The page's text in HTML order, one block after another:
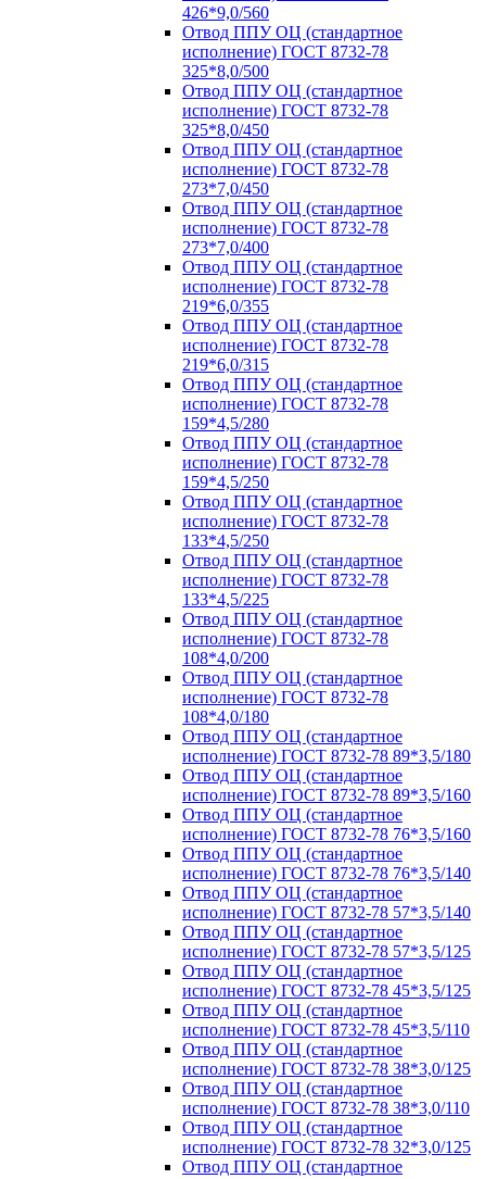
426*9,0/560
Отвод ППУ ОЦ (стандартное
исполнение) ГОСТ 8732-78
325*8,0/500
Отвод ППУ ОЦ (стандартное
исполнение) ГОСТ 8732-78
325*8,0/450
Отвод ППУ ОЦ (стандартное
исполнение) ГОСТ 8732-78
273*7,0/450
Отвод ППУ ОЦ (стандартное
исполнение) ГОСТ 8732-78
273*7,0/400
Отвод ППУ ОЦ (стандартное
исполнение) ГОСТ 8732-78
219*6,0/355
Отвод ППУ ОЦ (стандартное
исполнение) ГОСТ 8732-78
219*6,0/315
Отвод ППУ ОЦ (стандартное
исполнение) ГОСТ 8732-78
159*4,5/280
Отвод ППУ ОЦ (стандартное
исполнение) ГОСТ 8732-78
159*4,5/250
Отвод ППУ ОЦ (стандартное
исполнение) ГОСТ 8732-78
133*4,5/250
Отвод ППУ ОЦ (стандартное
исполнение) ГОСТ 8732-78
133*4,5/225
Отвод ППУ ОЦ (стандартное
исполнение) ГОСТ 8732-78
108*4,0/200
Отвод ППУ ОЦ (стандартное
исполнение) ГОСТ 8732-78
108*4,0/180
Отвод ППУ ОЦ (стандартное
исполнение) ГОСТ 8732-78 89*3,5/180
Отвод ППУ ОЦ (стандартное
исполнение) ГОСТ 8732-78 89*3,5/160
Отвод ППУ ОЦ (стандартное
исполнение) ГОСТ 8732-78 76*3,5/160
Отвод ППУ ОЦ (стандартное
исполнение) ГОСТ 8732-78 76*3,5/140
Отвод ППУ ОЦ (стандартное
исполнение) ГОСТ 8732-78 57*3,5/140
Отвод ППУ ОЦ (стандартное
исполнение) ГОСТ 8732-78 57*3,5/125
Отвод ППУ ОЦ (стандартное
исполнение) ГОСТ 8732-78 45*3,5/125
Отвод ППУ ОЦ (стандартное
исполнение) ГОСТ 8732-78 45*3,5/110
Отвод ППУ ОЦ (стандартное
исполнение) ГОСТ 8732-78 38*3,0/125
Отвод ППУ ОЦ (стандартное
исполнение) ГОСТ 8732-78 38*3,0/110
Отвод ППУ ОЦ (стандартное
исполнение) ГОСТ 8732-78 32*3,0/125
Отвод ППУ ОЦ (стандартное